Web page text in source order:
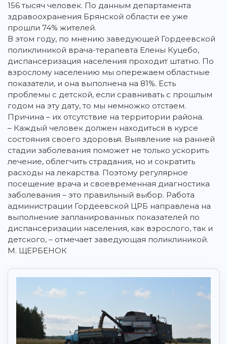
156 тысяч человек. По данным департамента
здравоохранения Брянской области ее уже
прошли 74% жителей.
В этом году, по мнению заведующей Гордеевской
поликлиникой врача-терапевта Елены Куцебо,
диспансеризация населения проходит штатно. По
взрослому населению мы опережаем областные
показатели, и она выполнена на 81%. Есть
проблемы с детской, если сравнивать с прошлым
годом на эту дату, то мы немножко отстаем.
Причина – их отсутствие на территории района.
– Каждый человек должен находиться в курсе
состояния своего здоровья. Выявление на ранней
стадии заболевания поможет не только ускорить
лечение, облегчить страдания, но и сократить
расходы на лекарства. Поэтому регулярное
посещение врача и своевременная диагностика
заболевания – это правильный выбор. Работа
администрации Гордеевской ЦРБ направлена на
выполнение запланированных показателей по
диспансеризации населения, как взрослого, так и
детского, – отмечает заведующая поликлиникой.
М. ЩЕРБЕНОК